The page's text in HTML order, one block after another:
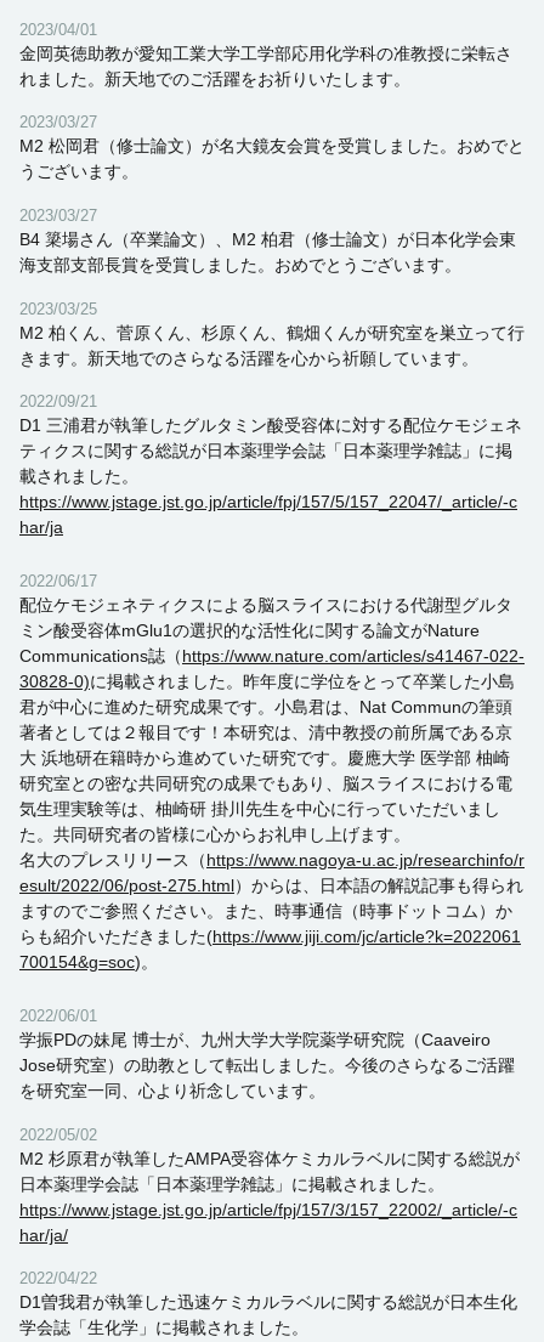
2023/04/01
金岡英徳助教が愛知工業大学工学部応用化学科の准教授に栄転さ
れました。新天地でのご活躍をお祈りいたします。
2023/03/27
M2 松岡君（修士論文）が名大鏡友会賞を受賞しました。おめでと
うございます。
2023/03/27
B4 簗場さん（卒業論文）、M2 柏君（修士論文）が日本化学会東
海支部支部長賞を受賞しました。おめでとうございます。
2023/03/25
M2 柏くん、菅原くん、杉原くん、鶴畑くんが研究室を巣立って行
きます。新天地でのさらなる活躍を心から祈願しています。
2022/09/21
D1 三浦君が執筆したグルタミン酸受容体に対する配位ケモジェネ
ティクスに関する総説が日本薬理学会誌「日本薬理学雑誌」に掲
載されました。
https://www.jstage.jst.go.jp/article/fpj/157/5/157_22047/_article/-c
har/ja
2022/06/17
配位ケモジェネティクスによる脳スライスにおける代謝型グルタ
ミン酸受容体mGlu1の選択的な活性化に関する論文がNature
Communications誌（https://www.nature.com/articles/s41467-022-
30828-0)に掲載されました。昨年度に学位をとって卒業した小島
君が中心に進めた研究成果です。小島君は、Nat Communの筆頭
著者としては２報目です！本研究は、清中教授の前所属である京
大 浜地研在籍時から進めていた研究です。慶應大学 医学部 柚崎
研究室との密な共同研究の成果でもあり、脳スライスにおける電
気生理実験等は、柚崎研 掛川先生を中心に行っていただいまし
た。共同研究者の皆様に心からお礼申し上げます。
名大のプレスリリース（https://www.nagoya-u.ac.jp/researchinfo/r
esult/2022/06/post-275.html）からは、日本語の解説記事も得られ
ますのでご参照ください。また、時事通信（時事ドットコム）か
らも紹介いただきました(https://www.jiji.com/jc/article?k=2022061
700154&g=soc)。
2022/06/01
学振PDの妹尾 博士が、九州大学大学院薬学研究院（Caaveiro
Jose研究室）の助教として転出しました。今後のさらなるご活躍
を研究室一同、心より祈念しています。
2022/05/02
M2 杉原君が執筆したAMPA受容体ケミカルラベルに関する総説が
日本薬理学会誌「日本薬理学雑誌」に掲載されました。
https://www.jstage.jst.go.jp/article/fpj/157/3/157_22002/_article/-c
har/ja/
2022/04/22
D1曽我君が執筆した迅速ケミカルラベルに関する総説が日本生化
学会誌「生化学」に掲載されました。